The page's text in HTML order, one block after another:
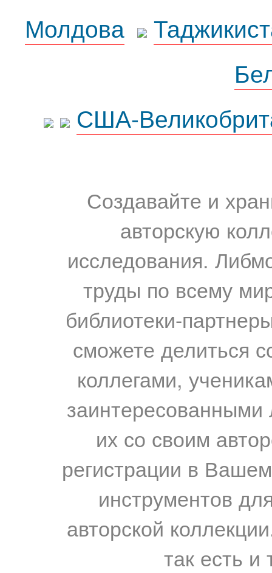
Молдова
США-
Создавайте и
авторскую
исследования.
труды по всему
библиотеки-
сможете делиться
коллегами,
их со своим
регистрации в
инструментов
авторской
так есть и